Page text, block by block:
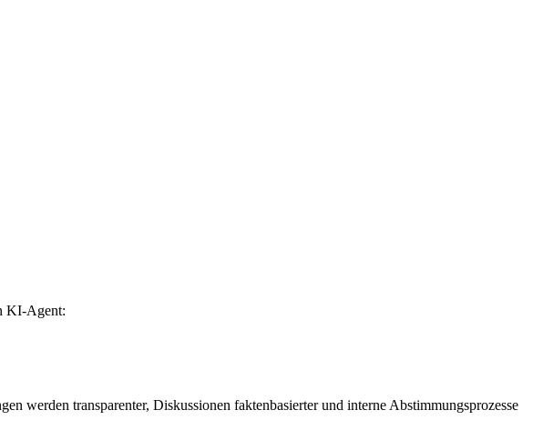
KI-Agent:
werden transparenter, Diskussionen faktenbasierter und interne Abstimmungsprozesse